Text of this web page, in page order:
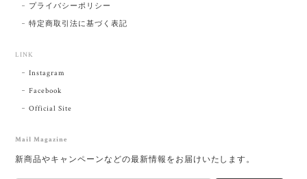
プライバシーポリシー
特定商取引法に基づく表記
LINK
Instagram
Facebook
Official Site
Mail Magazine
新商品やキャンペーンなどの最新情報をお届けいたします。